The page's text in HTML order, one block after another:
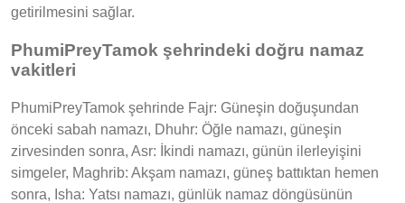
getirilmesini sağlar.
PhumiPreyTamok şehrindeki doğru namaz
vakitleri
PhumiPreyTamok şehrinde Fajr: Güneşin doğuşundan
önceki sabah namazı, Dhuhr: Öğle namazı, güneşin
zirvesinden sonra, Asr: İkindi namazı, günün ilerleyişini
simgeler, Maghrib: Akşam namazı, güneş battıktan hemen
sonra, Isha: Yatsı namazı, günlük namaz döngüsünün